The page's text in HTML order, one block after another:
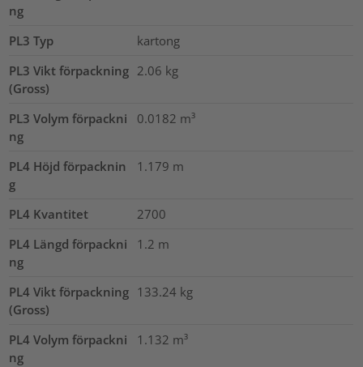
ng
PL3 Typ
kartong
PL3 Vikt förpackning
(Gross)
2.06 kg
PL3 Volym förpackni
ng
0.0182 m³
PL4 Höjd förpacknin
g
1.179 m
PL4 Kvantitet
2700
PL4 Längd förpackni
ng
1.2 m
PL4 Vikt förpackning
(Gross)
133.24 kg
PL4 Volym förpackni
ng
1.132 m³